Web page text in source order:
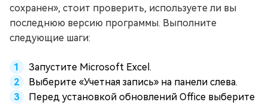
сохранен», стоит проверить, используете ли вы
последнюю версию программы. Выполните
следующие шаги:
Запустите Microsoft Excel.
Выберите «Учетная запись» на панели слева.
Перед установкой обновлений Office выберите